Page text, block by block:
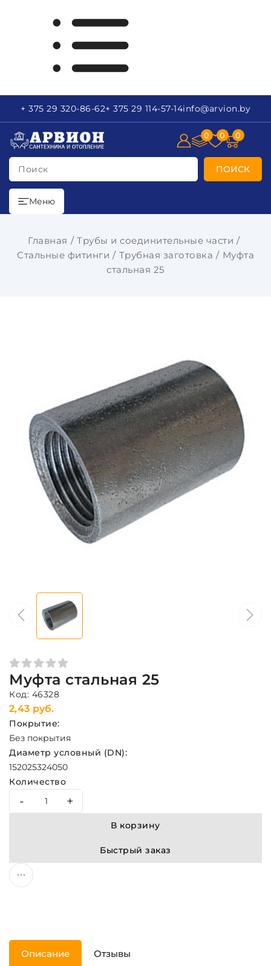
+ 375 29 320-86-62+ 375 29 114-57-14info@arvion.by
Поиск ПОИСК
0 0 0
Меню
Главная
Трубы и соединительные части
Стальные фитинги
Трубная заготовка
Муфта
стальная 25
Муфта стальная 25
Код: 46328
2,43 руб.
Покрытие:
Без покрытия
Диаметр условный (DN):
152025324050
Количество
- +
В корзину
Быстрый заказ
Описание Отзывы